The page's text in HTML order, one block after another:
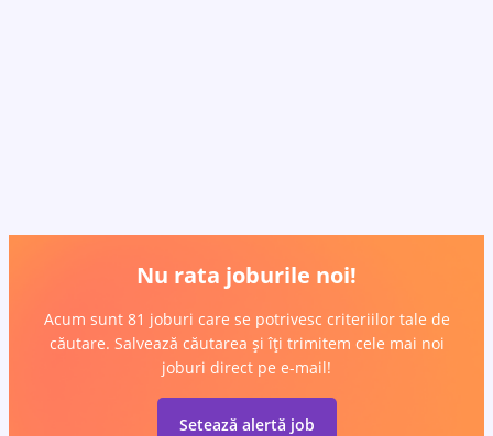
Nu rata joburile noi!
Acum sunt 81 joburi care se potrivesc criteriilor tale de
căutare. Salvează căutarea și îți trimitem cele mai noi
joburi direct pe e-mail!
Setează alertă job